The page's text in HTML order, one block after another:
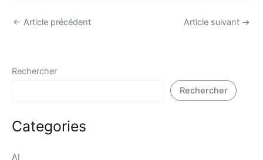
← Article précédent Article suivant →
Rechercher
Rechercher
Categories
AI